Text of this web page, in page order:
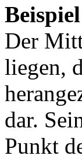
Der
liegen,
dar.
Punkt